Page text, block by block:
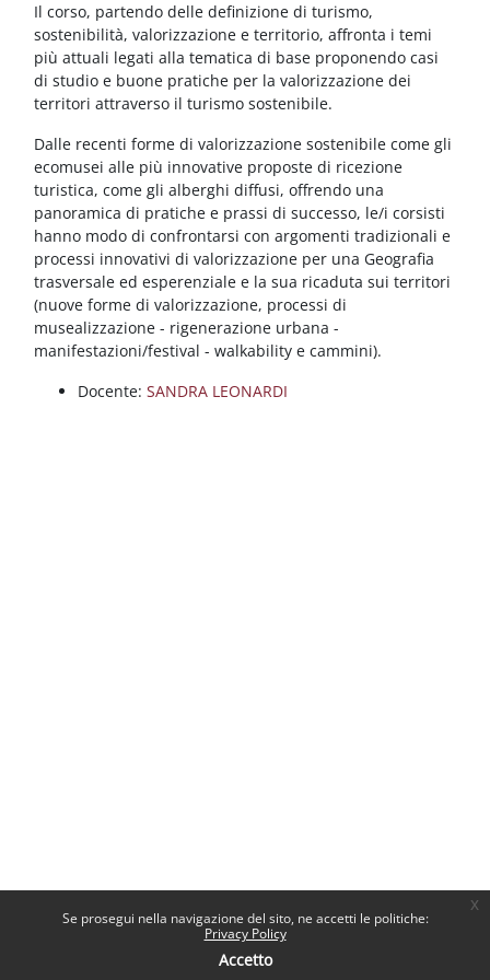
Vai al contenuto principale
Se prosegui nella navigazione del sito, ne accetti le politiche:
Privacy Policy
Accetto
x
Blocchi
Il corso, partendo delle definizione di turismo,
sostenibilità, valorizzazione e territorio, affronta i temi
più attuali legati alla tematica di base proponendo casi
di studio e buone pratiche per la valorizzazione dei
territori attraverso il turismo sostenibile.
Dalle recenti forme di valorizzazione sostenibile come gli
ecomusei alle più innovative proposte di ricezione
turistica, come gli alberghi diffusi, offrendo una
panoramica di pratiche e prassi di successo, le/i corsisti
hanno modo di confrontarsi con argomenti tradizionali e
processi innovativi di valorizzazione per una Geografia
trasversale ed esperenziale e la sua ricaduta sui territori
(nuove forme di valorizzazione, processi di
musealizzazione - rigenerazione urbana -
manifestazioni/festival - walkability e cammini).
Docente: SANDRA LEONARDI